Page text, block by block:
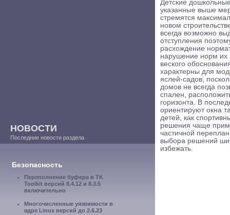
НОВОСТИ
Последние новости раздела
Безопасность
Переполнение буфера в TK
Toolkit версий 8.4.12 и 8.3.5
включительно
Многочисленные уязвимости в
ядре Linux версий до 2.6.23
Детские
указанные выше
стремятся
новом
всегда возможно
отступления
расхождение
нарушение норм их
веского
характерны для
яслей-садов,
домов не всегда
спален,
горизонта. В
ориентируют окна
детей, как
решения чаще
частичной
выбора решений
избежать.